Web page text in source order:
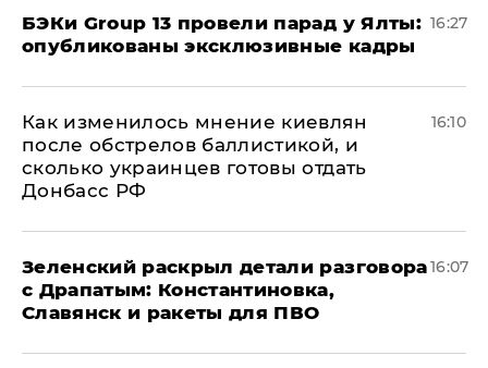
​БЭКи Group 13 провели парад у Ялты:
опубликованы эксклюзивные кадры
16:27
Как изменилось мнение киевлян
после обстрелов баллистикой, и
сколько украинцев готовы отдать
Донбасс РФ
16:10
​Зеленский раскрыл детали разговора
с Драпатым: Константиновка,
Славянск и ракеты для ПВО
16:07